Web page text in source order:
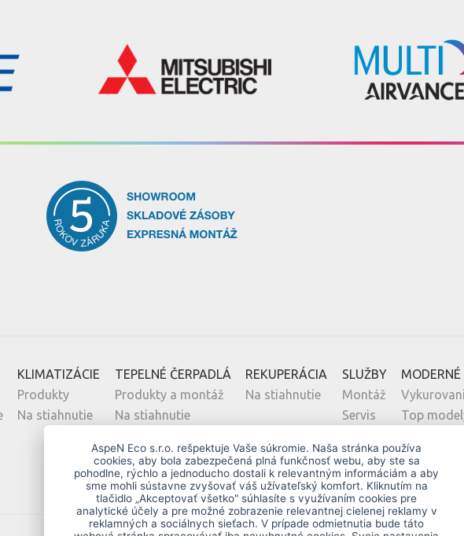
KLIMATIZÁCIE
Produkty
Na stiahnutie
TEPELNÉ ČERPADLÁ
Produkty a montáž
Na stiahnutie
REKUPERÁCIA
Na stiahnutie
SLUŽBY
Montáž
Servis
Top
Zelená
Obnov Dom
AspeN Eco s.r.o. rešpektuje Vaše súkromie. Naša stránka používa
cookies, aby bola zabezpečená plná funkčnosť webu, aby ste sa
pohodlne, rýchlo a jednoducho dostali k relevantným informáciám a aby
sme mohli sústavne zvyšovať váš užívateľský komfort. Kliknutím na
tlačidlo „Akceptovať všetko" súhlasíte s využívaním cookies pre
analytické účely a pre možné zobrazenie relevantnej cielenej reklamy v
reklamných a sociálnych sieťach. V prípade odmietnutia bude táto